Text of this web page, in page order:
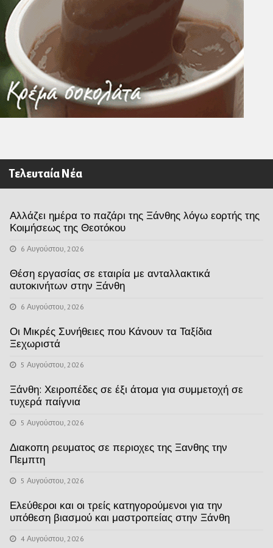
Τελευταία Νέα
Αλλάζει ημέρα το παζάρι της Ξάνθης λόγω εορτής της
Κοιμήσεως της Θεοτόκου
6 Αυγούστου, 2026
Θέση εργασίας σε εταιρία με ανταλλακτικά
αυτοκινήτων στην Ξάνθη
6 Αυγούστου, 2026
Οι Μικρές Συνήθειες που Κάνουν τα Ταξίδια
Ξεχωριστά
5 Αυγούστου, 2026
Ξάνθη: Χειροπέδες σε έξι άτομα για συμμετοχή σε
τυχερά παίγνια
5 Αυγούστου, 2026
Διακοπη ρευματος σε περιοχες της Ξανθης την
Πεμπτη
5 Αυγούστου, 2026
Ελεύθεροι και οι τρείς κατηγορούμενοι για την
υπόθεση βιασμού και μαστροπείας στην Ξάνθη
4 Αυγούστου, 2026